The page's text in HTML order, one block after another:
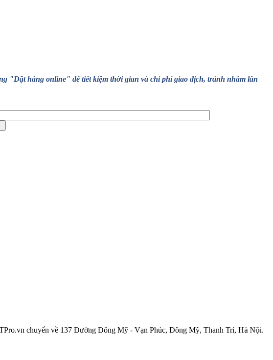
"Đặt hàng online" để tiết kiệm thời gian và chi phí giao dịch, tránh nhầm lẫn
chuyển về 137 Đường Đông Mỹ - Vạn Phúc, Đông Mỹ, Thanh Trì, Hà Nội.